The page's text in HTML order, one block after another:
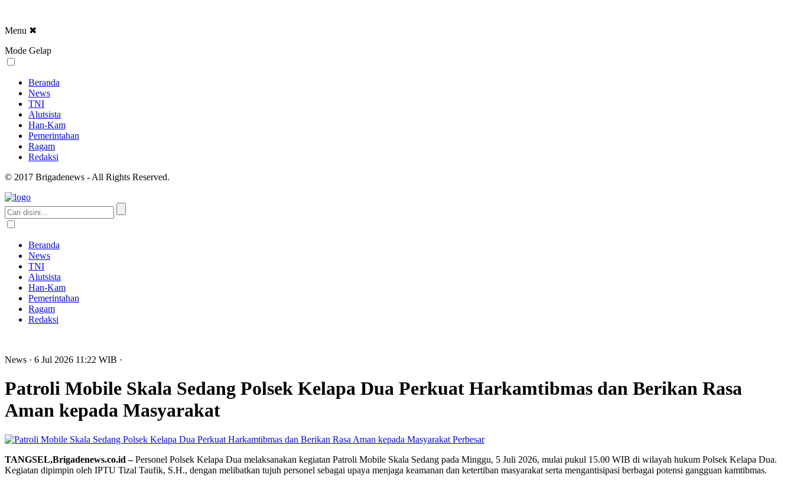
Menu ✖
Mode Gelap
Beranda
News
TNI
Alutsista
Han-Kam
Pemerintahan
Ragam
Redaksi
© 2017 Brigadenews - All Rights Reserved.
Beranda
News
TNI
Alutsista
Han-Kam
Pemerintahan
Ragam
Redaksi
News · 6 Jul 2026 11:22 WIB ·
Patroli Mobile Skala Sedang Polsek Kelapa Dua Perkuat Harkamtibmas dan Berikan Rasa
Aman kepada Masyarakat
Perbesar
TANGSEL,Brigadenews.co.id –Personel Polsek Kelapa Dua melaksanakan kegiatan Patroli Mobile Skala Sedang pada Minggu, 5 Juli 2026, mulai pukul 15.00 WIB di wilayah hukum Polsek Kelapa Dua.
Kegiatan dipimpin oleh IPTU Tizal Taufik, S.H., dengan melibatkan tujuh personel sebagai upaya menjaga keamanan dan ketertiban masyarakat serta mengantisipasi berbagai potensi gangguan kamtibmas.